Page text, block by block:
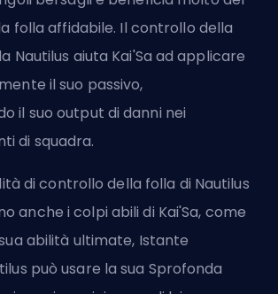
folla affidabile. Il controllo della
Nautilus aiuta Kai'Sa ad applicare
il suo passivo,
il suo output di danni nei
di squadra.
di controllo della folla di Nautilus
anche i colpi abili di Kai'Sa, come
abilità ultimate, Istante
può usare la sua Sprofonda